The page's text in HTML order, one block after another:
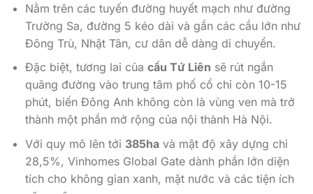
Nằm trên các tuyến đường huyết mạch như đường
Trường Sa, đường 5 kéo dài và gần các cầu lớn như
Đông Trù, Nhật Tân, cư dân dễ dàng di chuyển.
Đặc biệt, tương lai của cầu Tứ Liên sẽ rút ngắn
quãng đường vào trung tâm phố cổ chỉ còn 10-15
phút, biến Đông Anh không còn là vùng ven mà trở
thành một phần mở rộng của nội thành Hà Nội.
Với quy mô lên tới 385havà mật độ xây dựng chỉ
28,5%, Vinhomes Global Gate dành phần lớn diện
tích cho không gian xanh, mặt nước và các tiện ích